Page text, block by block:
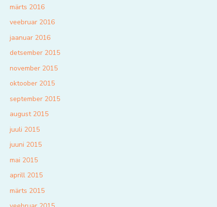
märts 2016
veebruar 2016
jaanuar 2016
detsember 2015
november 2015
oktoober 2015
september 2015
august 2015
juuli 2015
juuni 2015
mai 2015
aprill 2015
märts 2015